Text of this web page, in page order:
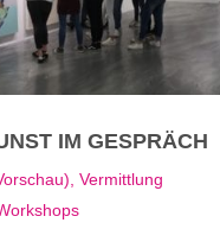
IM GESPRÄCH
Vermittlung